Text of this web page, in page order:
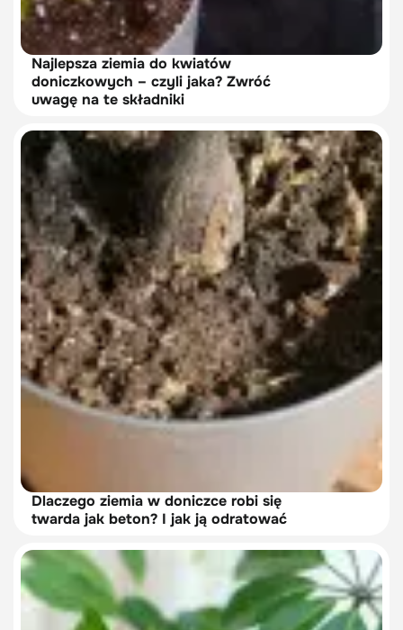
Najlepsza ziemia do kwiatów
doniczkowych – czyli jaka? Zwróć
uwagę na te składniki
Dlaczego ziemia w doniczce robi się
twarda jak beton? I jak ją odratować